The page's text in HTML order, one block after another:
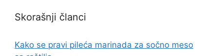
Skorašnji članci
Kako se pravi pileća marinada za sočno meso